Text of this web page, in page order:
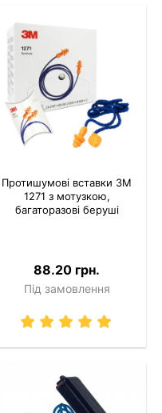
Протишумові вставки 3M
1271 з мотузкою,
багаторазові беруші
88.20 грн.
Під замовлення